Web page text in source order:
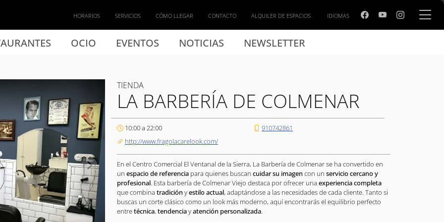
OCIO EVENTOS NOTICIAS NEWSLETTER
HORARIOS SERVICIOS CÓMO LLEGAR CONTACTO ALQUILER DE ESPACIOS IDIOMAS
TIENDA
LA BARBERÍA DE COLMENAR
10:00 a 22:00
910742861
http://www.fragolacarelook.com/
En el Centro Comercial El Ventanal de la Sierra, La Barbería de Colmenar se ha convertido en
un espacio de referencia para quienes buscan cuidar su imagen con un servicio cercano y
profesional. Esta barbería de Colmenar Viejo destaca por ofrecer una experiencia completa
que combina tradición yestilo actual, adaptándose a las necesidades de cada cliente. Tanto si
buscas un corte clásico como un look más moderno, aquí encontrarás el equilibrio perfecto
entretécnica, tendenciayatención personalizada.